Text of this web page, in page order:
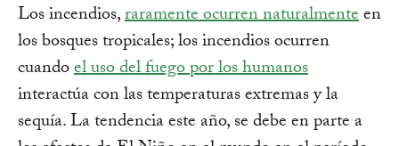
Los incendios,raramente ocurren naturalmenteen
los bosques tropicales; los incendios ocurren
cuandoel uso del fuego por los humanos
interactúa con las temperaturas extremas y la
sequía. La tendencia este año, se debe en parte a